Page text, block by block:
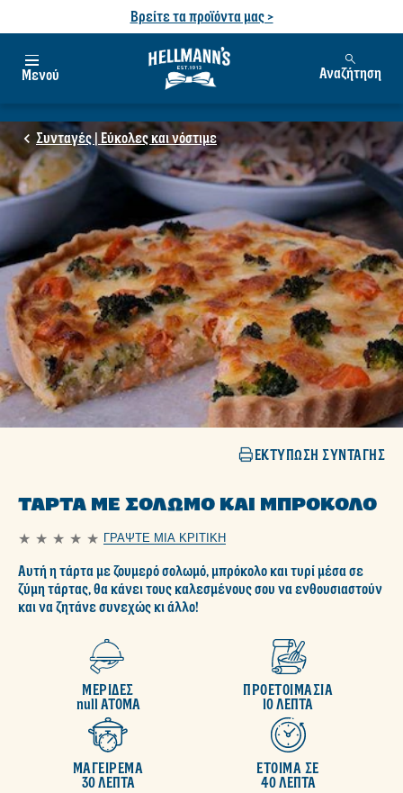
Βρείτε τα προϊόντα μας >
Μενού Αναζήτηση
Συνταγές | Εύκολες και νόστιμε
ΕΚΤΎΠΩΣΗ ΣΥΝΤΑΓΉΣ
ΤΆΡΤΑ ΜΕ ΣΟΛΩΜΌ ΚΑΙ ΜΠΡΌΚΟΛΟ
Δεν
αξιολογήσεις
για
αυτό
το
ΓΡΆΨΤΕ ΜΙΑ ΚΡΙΤΙΚΉ
Αυτή η τάρτα με ζουμερό σολωμό, μπρόκολο και τυρί μέσα σε
ζύμη τάρτας, θα κάνει τους καλεσμένους σου να ενθουσιαστούν
και να ζητάνε συνεχώς κι άλλο!
null ΑΤΟΜΑ
ΜΕΡΙΔΕΣ
10 ΛΕΠΤΑ
ΠΡΟΕΤΟΙΜΑΣΙΑ
30 ΛΕΠΤΑ
ΜΑΓΕΙΡΕΜΑ
40 ΛΕΠΤΑ
ΕΤΟΙΜΑ ΣΕ